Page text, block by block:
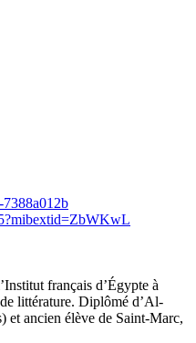
français d’Égypte à
littérature. Diplômé d’Al-
et ancien élève de Saint-Marc,